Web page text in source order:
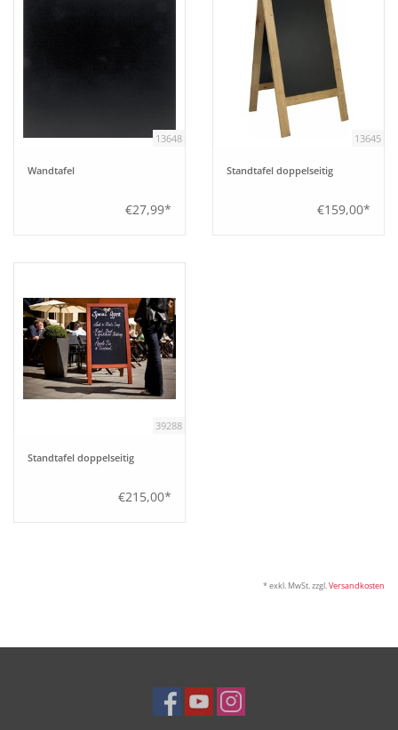
13648
Wandtafel
€27,99*
13645
Standtafel doppelseitig
€159,00*
39288
Standtafel doppelseitig
€215,00*
* exkl. MwSt. zzgl.Versandkosten